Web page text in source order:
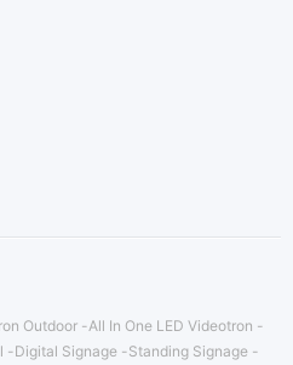
Outdoor
All In One LED Videotron
Digital Signage
Standing Signage